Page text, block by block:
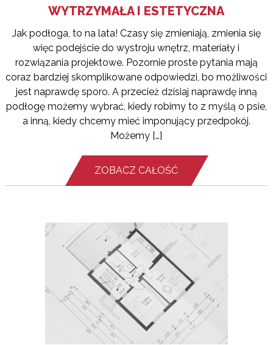
WYTRZYMAŁA I ESTETYCZNA
Jak podłoga, to na lata! Czasy się zmieniają, zmienia się
więc podejście do wystroju wnętrz, materiały i
rozwiązania projektowe. Pozornie proste pytania mają
coraz bardziej skomplikowane odpowiedzi, bo możliwości
jest naprawdę sporo. A przecież dzisiaj naprawdę inną
podłogę możemy wybrać, kiedy robimy to z myślą o psie,
a inną, kiedy chcemy mieć imponujący przedpokój.
Możemy […]
ZOBACZ CAŁOŚĆ